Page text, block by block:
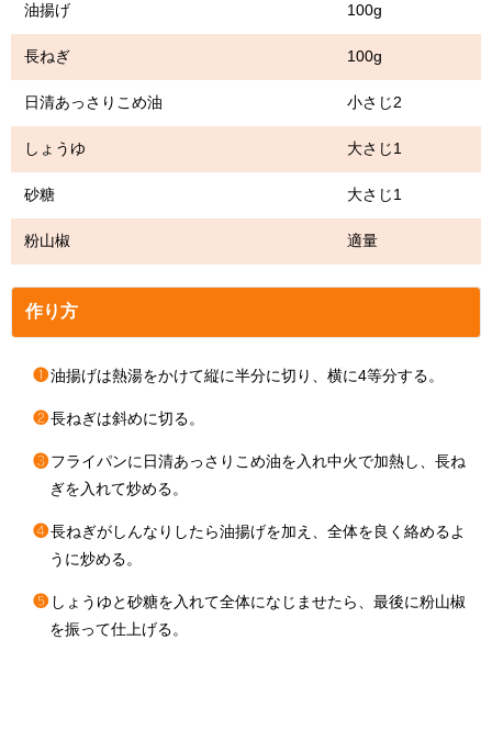
油揚げ 100g
長ねぎ 100g
日清あっさりこめ油 小さじ2
しょうゆ 大さじ1
砂糖 大さじ1
粉山椒 適量
作り方
❶油揚げは熱湯をかけて縦に半分に切り、横に4等分する。
❷長ねぎは斜めに切る。
❸ フライパンに日清あっさりこめ油を入れ中火で加熱し、長ね
ぎを入れて炒める。
❹長ねぎがしんなりしたら油揚げを加え、全体を良く絡めるよ
うに炒める。
❺ しょうゆと砂糖を入れて全体になじませたら、最後に粉山椒
を振って仕上げる。